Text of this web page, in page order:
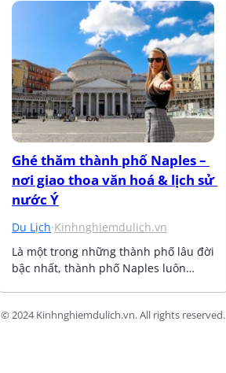
Ghé thăm thành phố Naples –
nơi giao thoa văn hoá & lịch sử
nước Ý
Du Lịch·Kinhnghiemdulich.vn
Là một trong những thành phố lâu đời
bậc nhất, thành phố Naples luôn…
© 2024 Kinhnghiemdulich.vn. All rights reserved.